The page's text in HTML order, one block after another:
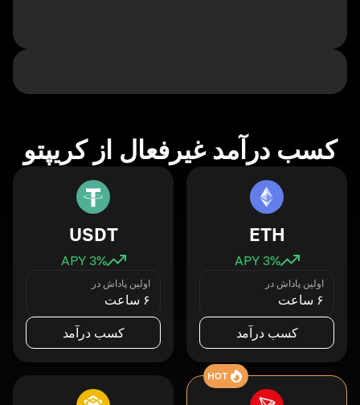
کسب درآمد غیرفعال از کریپتو
ETH
3% APY
اولین پاداش در
۶ ساعت
کسب درآمد
USDT
3% APY
اولین پاداش در
۶ ساعت
کسب درآمد
HOT